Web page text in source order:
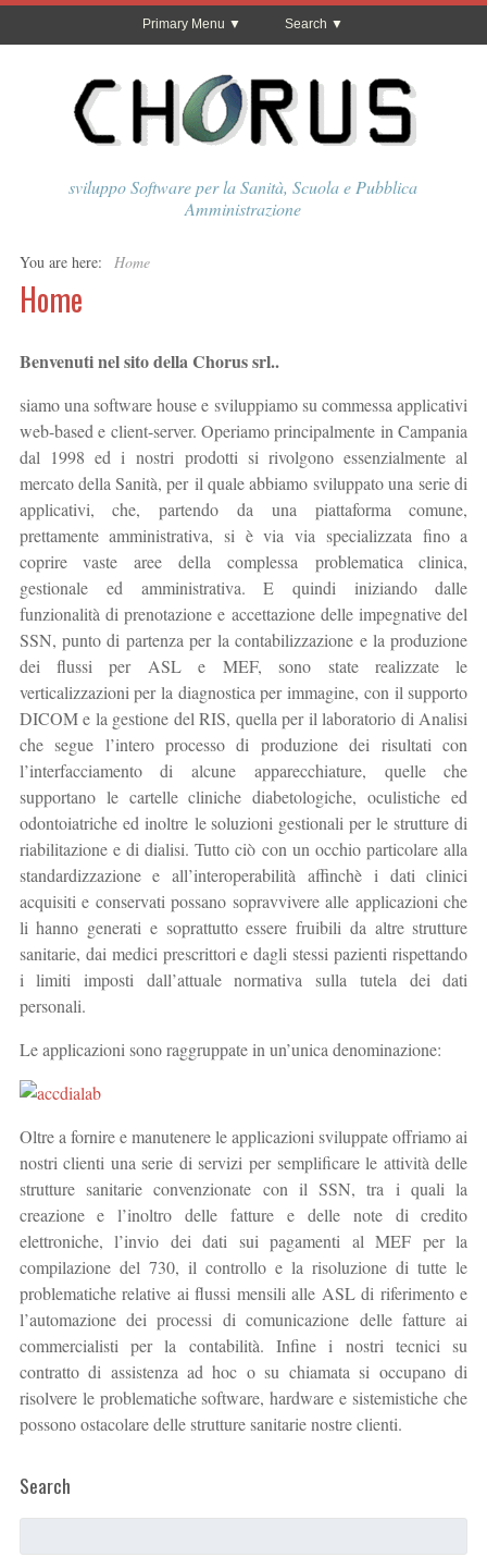
Primary Menu Search
sviluppo Software per la Sanità, Scuola e Pubblica
Amministrazione
You are here: Home
Home
Benvenuti nel sito della Chorus srl..
siamo una software house e sviluppiamo su commessa applicativi
web-based e client-server. Operiamo principalmente in Campania
dal 1998 ed i nostri prodotti si rivolgono essenzialmente al
mercato della Sanità, per il quale abbiamo sviluppato una serie di
applicativi, che, partendo da una piattaforma comune,
prettamente amministrativa, si è via via specializzata fino a
coprire vaste aree della complessa problematica clinica,
gestionale ed amministrativa. E quindi iniziando dalle
funzionalità di prenotazione e accettazione delle impegnative del
SSN, punto di partenza per la contabilizzazione e la produzione
dei flussi per ASL e MEF, sono state realizzate le
verticalizzazioni per la diagnostica per immagine, con il supporto
DICOM e la gestione del RIS, quella per il laboratorio di Analisi
che segue l’intero processo di produzione dei risultati con
l’interfacciamento di alcune apparecchiature, quelle che
supportano le cartelle cliniche diabetologiche, oculistiche ed
odontoiatriche ed inoltre le soluzioni gestionali per le strutture di
riabilitazione e di dialisi. Tutto ciò con un occhio particolare alla
standardizzazione e all’interoperabilità affinchè i dati clinici
acquisiti e conservati possano sopravvivere alle applicazioni che
li hanno generati e soprattutto essere fruibili da altre strutture
sanitarie, dai medici prescrittori e dagli stessi pazienti rispettando
i limiti imposti dall’attuale normativa sulla tutela dei dati
personali.
Le applicazioni sono raggruppate in un’unica denominazione:
Oltre a fornire e manutenere le applicazioni sviluppate offriamo ai
nostri clienti una serie di servizi per semplificare le attività delle
strutture sanitarie convenzionate con il SSN, tra i quali la
creazione e l’inoltro delle fatture e delle note di credito
elettroniche, l’invio dei dati sui pagamenti al MEF per la
compilazione del 730, il controllo e la risoluzione di tutte le
problematiche relative ai flussi mensili alle ASL di riferimento e
l’automazione dei processi di comunicazione delle fatture ai
commercialisti per la contabilità. Infine i nostri tecnici su
contratto di assistenza ad hoc o su chiamata si occupano di
risolvere le problematiche software, hardware e sistemistiche che
possono ostacolare delle strutture sanitarie nostre clienti.
Search